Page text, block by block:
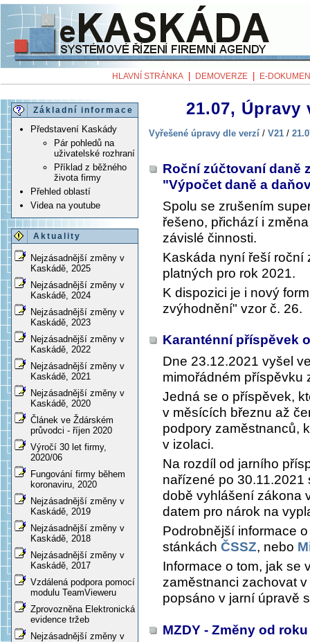
HLAVNÍ STRÁNKA DEMOVERZE E-
Základní informace
Představení Kaskády
Pár pohledů na
uživatelské rozhraní
Příklad z běžného
života firmy
Přehled oblastí
Videa na youtube
Aktuality
Nejzásadnější změny v
Kaskádě, 2025
Nejzásadnější změny v
Kaskádě, 2024
Nejzásadnější změny v
Kaskádě, 2023
Nejzásadnější změny v
Kaskádě, 2022
Nejzásadnější změny v
Kaskádě, 2021
Nejzásadnější změny v
Kaskádě, 2020
Článek ve Ždárském
průvodci - říjen 2020
Výročí 30 let firmy,
2020/06
Fungování firmy během
koronaviru, 2020
Nejzásadnější změny v
Kaskádě, 2019
Nejzásadnější změny v
Kaskádě, 2018
Nejzásadnější změny v
Kaskádě, 2017
Vzdálená podpora pomocí
modulu TeamVieweru
Zprovozněna Elektronická
evidence tržeb
Nejzásadnější změny v
21.07, Úpravy
Vyřešené úpravy dle verzí / V21 /
Roční zúčtovaní daně
"Výpočet daně a
Spolu se zrušením
řešeno, přichází i
závislé činnosti.
Kaskáda nyní řeší roční
platných pro rok 2021.
K dispozici je i nový
zvýhodnění" vzor č. 26.
Karanténní příspěvek
Dne 23.12.2021 vyšel
mimořádném příspěvku
Jedná se o příspěvek,
v měsících březnu až
podpory zaměstnanců,
v izolaci.
Na rozdíl od jarního
nařízené po 30.11.2021
době vyhlášení zákona
datem pro nárok na
Podrobnější informace
stánkách ČSSZ, nebo
Informace o tom, jak se
zaměstnanci zachovat
popsáno v jarní úpravě
MZDY - Změny od